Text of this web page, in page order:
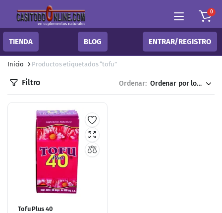
0
TIENDA BLOG ENTRAR/REGISTRO
Inicio Productos etiquetados “tofu”
Filtro Ordenar:
Tofu Plus 40